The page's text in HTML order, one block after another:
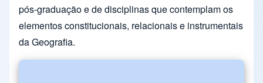
pós-graduação e de disciplinas que contemplam os
elementos constitucionais, relacionais e instrumentais
da Geografia.